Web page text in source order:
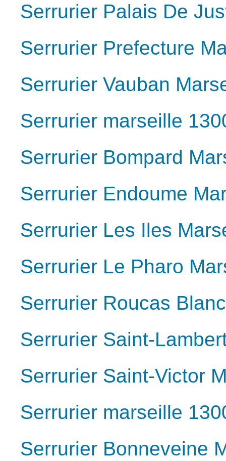
Serrurier Palais De
Serrurier Prefecture
Serrurier Vauban
Serrurier marseille
Serrurier Bompard
Serrurier Endoume
Serrurier Les Iles
Serrurier Le Pharo
Serrurier Roucas
Serrurier Saint-
Serrurier Saint-Victor
Serrurier marseille
Serrurier Bonneveine